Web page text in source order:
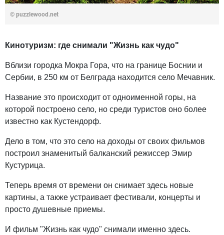
© puzzlewood.net
Кинотуризм: где снимали "Жизнь как чудо"
Вблизи городка Мокра Гора, что на границе Боснии и
Сербии, в 250 км от Белграда находится село Мечавник.
Название это происходит от одноименной горы, на
которой построено село, но среди туристов оно более
известно как Кустендорф.
Дело в том, что это село на доходы от своих фильмов
построил знаменитый балканский режиссер Эмир
Кустурица.
Теперь время от времени он снимает здесь новые
картины, а также устраивает фестивали, концерты и
просто душевные приемы.
И фильм "Жизнь как чудо" снимали именно здесь.